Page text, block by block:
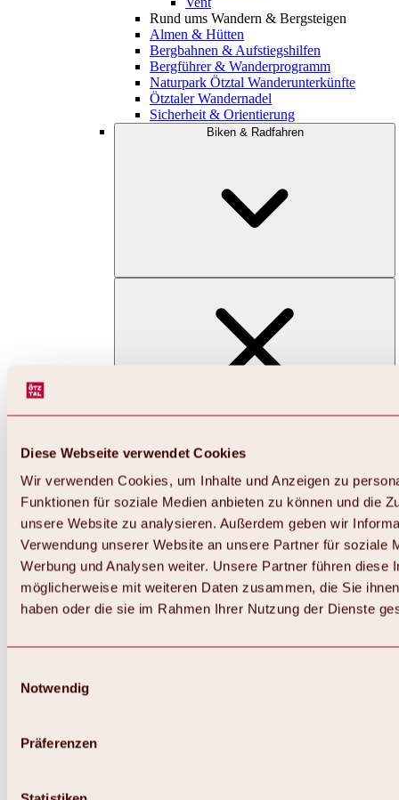
Diese Webseite verwendet Cookies
Wir verwenden Cookies, um Inhalte und Anzeigen zu
Funktionen für soziale Medien anbieten zu können und die
unsere Website zu analysieren. Außerdem geben wir
Verwendung unserer Website an unsere Partner für soziale
Werbung und Analysen weiter. Unsere Partner führen diese
möglicherweise mit weiteren Daten zusammen, die Sie
haben oder die sie im Rahmen Ihrer Nutzung der Dienste
Notwendig
Präferenzen
Rund ums Wandern & Bergsteigen
Almen & Hütten
Bergbahnen & Aufstiegshilfen
Bergführer & Wanderprogramm
Naturpark Ötztal Wanderunterkünfte
Ötztaler Wandernadel
Sicherheit & Orientierung
Biken & Radfahren